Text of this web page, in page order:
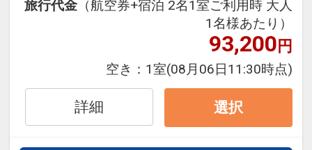
フライトは、安心のJAL（または
JALグループ）確約！フライトマイ
オプションでレンタカーや現地交
約）が可能なプランもございます。
旅行代金 （航空券+宿泊 2名1室ご利用時 大人
1名様あたり）
93,200円
空き： 1室(08月06日11:30時点)
詳細 選択